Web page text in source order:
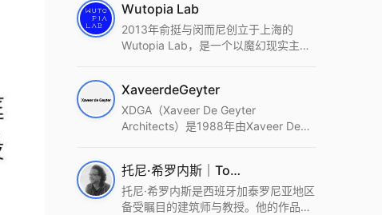
Wutopia Lab
2013年俞挺与闵而尼创立于上海的
Wutopia Lab，是一个以魔幻现实主
统这种新的思维范式为基础，以上海性
和生活性为介入设计的原点，以建筑为
工具，从而推动建筑学和社会学进步。
2022 DFA中获Merit,2021 Architizer
A+ Firm Awards中获Special
Mention：Best Young Firm，2020 IF
XaveerdeGeyter
XDGA（Xaveer De Geyter
Architects）是1988年由Xaveer De
进的设计方法、多元的专业团队和国际
化的作品著称，曾获密斯·凡·德罗奖、
Bigmat奖等多项重要奖项。XDGA主张
托尼·希罗内斯｜Toni Gironès
托尼·希罗内斯是西班牙加泰罗尼亚地区
备受瞩目的建筑师与教授。他的作品深